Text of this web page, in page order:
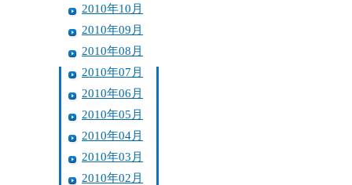
2010年10月
2010年09月
2010年08月
2010年07月
2010年06月
2010年05月
2010年04月
2010年03月
2010年02月